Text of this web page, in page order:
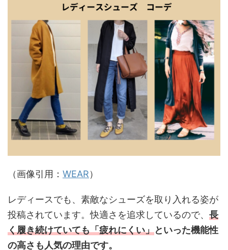
（画像引用： WEAR）
レディースでも、素敵なシューズを取り入れる姿が
投稿されています。快適さを追求しているので、 長
く履き続けていても「疲れにくい」といった機能性
の高さも人気の理由です。